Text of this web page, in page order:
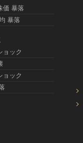
価 暴落
暴落
ョック
ョック